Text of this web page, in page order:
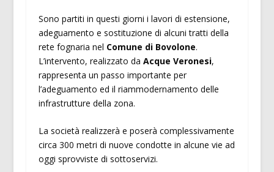
Sono partiti in questi giorni i lavori di estensione,
adeguamento e sostituzione di alcuni tratti della
rete fognaria nel Comune di Bovolone.
L’intervento, realizzato da Acque Veronesi,
rappresenta un passo importante per
l’adeguamento ed il riammodernamento delle
infrastrutture della zona.
La società realizzerà e poserà complessivamente
circa 300 metri di nuove condotte in alcune vie ad
oggi sprovviste di sottoservizi.